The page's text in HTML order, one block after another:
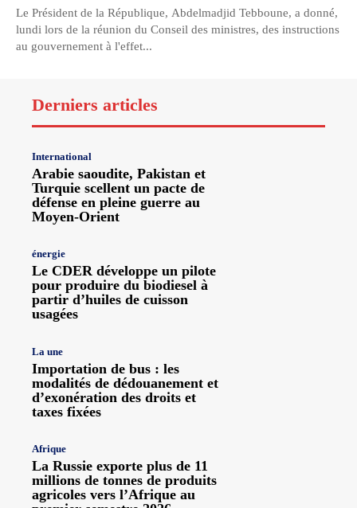
Le Président de la République, Abdelmadjid Tebboune, a donné,
lundi lors de la réunion du Conseil des ministres, des instructions
au gouvernement à l'effet...
Derniers articles
International
Arabie saoudite, Pakistan et
Turquie scellent un pacte de
défense en pleine guerre au
Moyen-Orient
énergie
Le CDER développe un pilote
pour produire du biodiesel à
partir d’huiles de cuisson
usagées
La une
Importation de bus : les
modalités de dédouanement et
d’exonération des droits et
taxes fixées
Afrique
La Russie exporte plus de 11
millions de tonnes de produits
agricoles vers l’Afrique au